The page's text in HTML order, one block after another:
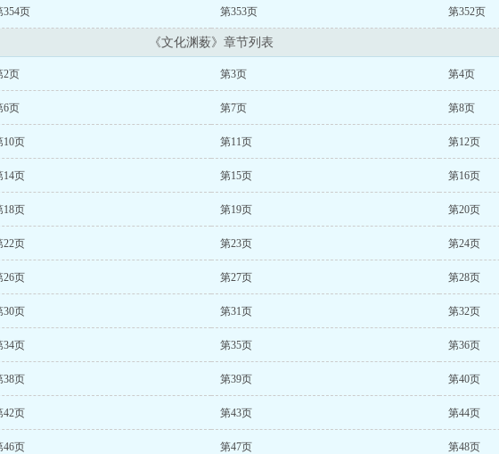
354页 第353页 第352页
《文化渊薮》章节列表
2页 第3页 第4页
6页 第7页 第8页
10页 第11页 第12页
14页 第15页 第16页
18页 第19页 第20页
22页 第23页 第24页
26页 第27页 第28页
30页 第31页 第32页
34页 第35页 第36页
38页 第39页 第40页
42页 第43页 第44页
46页 第47页 第48页